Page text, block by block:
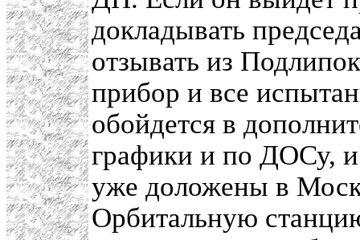
докладывать
отзывать из
прибор и все
обойдется в
графики и по ДОСу, и
уже доложены в
Орбитальную